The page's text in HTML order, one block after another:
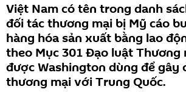
Việt Nam có tên trong danh
đối tác thương mại bị Mỹ cáo
hàng hóa sản xuất bằng lao
theo Mục 301 Đạo luật Thương
được Washington dùng để gây
thương mại với Trung Quốc.